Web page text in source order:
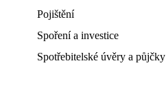
Pojištění
Spoření a investice
Spotřebitelské úvěry a půjčky